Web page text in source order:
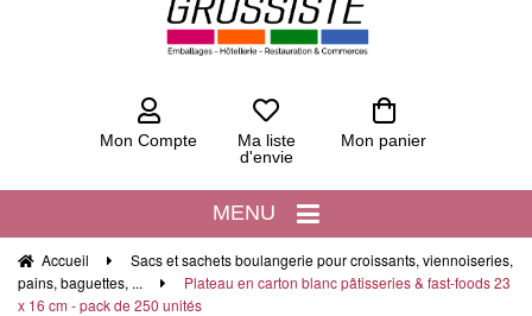
Mon Compte Mon panier
Ma liste
d'envie
MENU
Accueil
Sacs et sachets boulangerie pour croissants, viennoiseries,
pains, baguettes, ...
Plateau en carton blanc pâtisseries & fast-foods 23
x 16 cm - pack de 250 unités